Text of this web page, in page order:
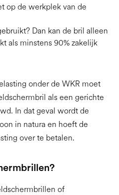
op de werkplek van de
Dan kan de bril alleen
als minstens 90% zakelijk
onder de WKR moet
als een gerichte
In dat geval wordt de
in natura en hoeft de
over te betalen.
of